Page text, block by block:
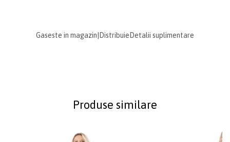
Gaseste in magazin Distribuie Detalii suplimentare
Produse similare